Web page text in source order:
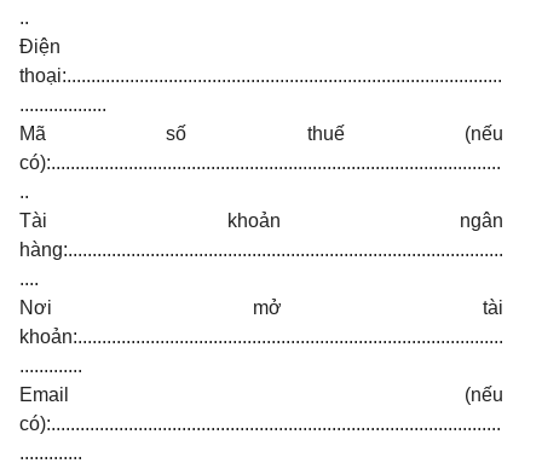
..
Điện
thoại:..........................................................................................
..................
Mã số thuế (nếu
có):.............................................................................................
..
Tài khoản ngân
hàng:..........................................................................................
....
Nơi mở tài
khoản:........................................................................................
.............
Email (nếu
có):.............................................................................................
.............